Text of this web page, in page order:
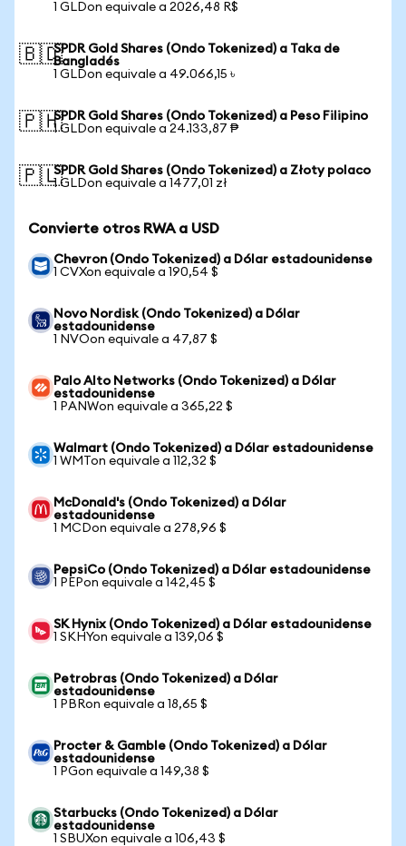
1 GLDon equivale a 2026,48 R$
🇧🇩SPDR Gold Shares (Ondo Tokenized) a Taka de
Bangladés
1 GLDon equivale a 49.066,15 ৳
🇵🇭SPDR Gold Shares (Ondo Tokenized) a Peso Filipino
1 GLDon equivale a 24.133,87 ₱
🇵🇱SPDR Gold Shares (Ondo Tokenized) a Złoty polaco
1 GLDon equivale a 1477,01 zł
Convierte otros RWA a USD
Chevron (Ondo Tokenized) a Dólar estadounidense
1 CVXon equivale a 190,54 $
Novo Nordisk (Ondo Tokenized) a Dólar
estadounidense
1 NVOon equivale a 47,87 $
Palo Alto Networks (Ondo Tokenized) a Dólar
estadounidense
1 PANWon equivale a 365,22 $
Walmart (Ondo Tokenized) a Dólar estadounidense
1 WMTon equivale a 112,32 $
McDonald's (Ondo Tokenized) a Dólar
estadounidense
1 MCDon equivale a 278,96 $
PepsiCo (Ondo Tokenized) a Dólar estadounidense
1 PEPon equivale a 142,45 $
SK Hynix (Ondo Tokenized) a Dólar estadounidense
1 SKHYon equivale a 139,06 $
Petrobras (Ondo Tokenized) a Dólar
estadounidense
1 PBRon equivale a 18,65 $
Procter & Gamble (Ondo Tokenized) a Dólar
estadounidense
1 PGon equivale a 149,38 $
Starbucks (Ondo Tokenized) a Dólar
estadounidense
1 SBUXon equivale a 106,43 $